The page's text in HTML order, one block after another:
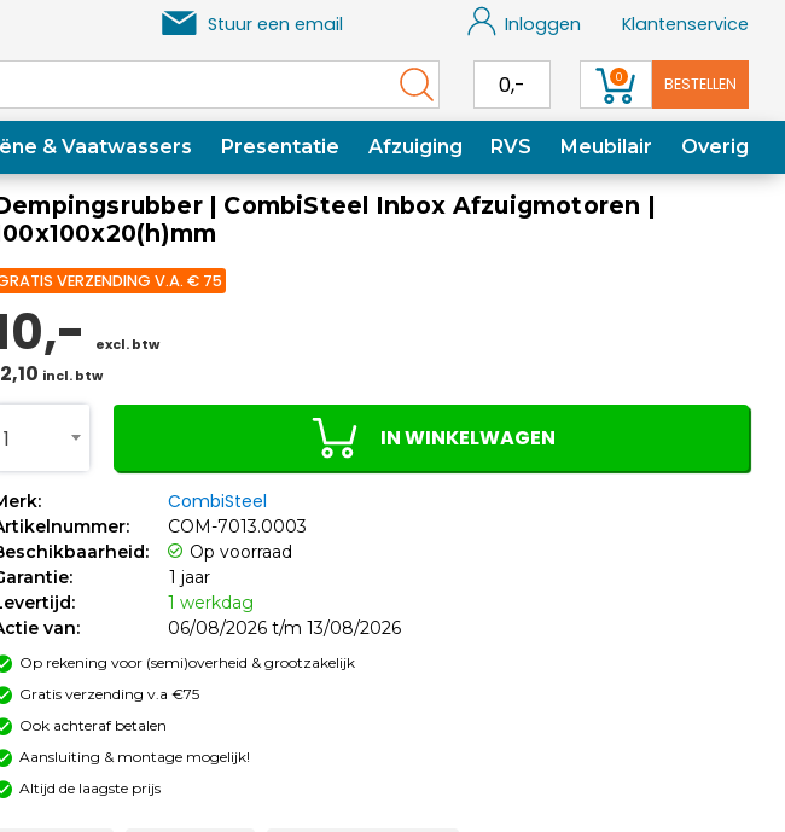
Stuur een email Inloggen Klantenservice
0,- 0 BESTELLEN
& Vaatwassers Presentatie Afzuiging RVS Meubilair Overig
| CombiSteel Inbox Afzuigmotoren |
VERZENDING V.A. € 75
excl. btw
incl. btw
1 IN WINKELWAGEN
CombiSteel
COM-7013.0003
Op voorraad
1 jaar
1 werkdag
van:
06/08/2026 t/m 13/08/2026
Op rekening voor (semi)overheid & grootzakelijk
Gratis verzending v.a €75
Ook achteraf betalen
Aansluiting & montage mogelijk!
Altijd de laagste prijs